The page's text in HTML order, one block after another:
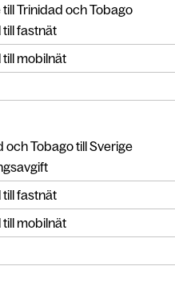
till Trinidad och Tobago
till fastnät
till mobilnät
och Tobago till Sverige
till fastnät
till mobilnät